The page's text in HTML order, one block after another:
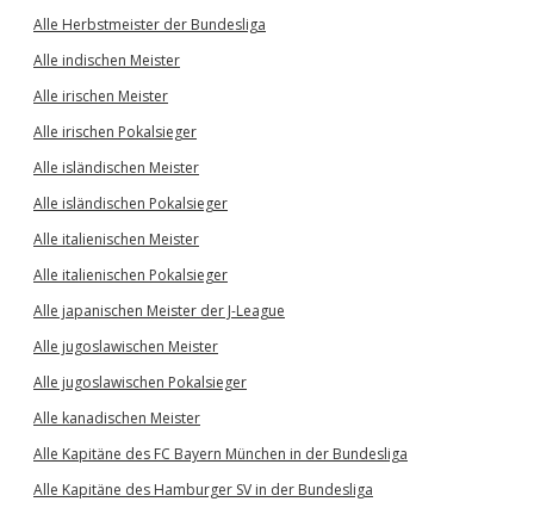
Alle Herbstmeister der Bundesliga
Alle indischen Meister
Alle irischen Meister
Alle irischen Pokalsieger
Alle isländischen Meister
Alle isländischen Pokalsieger
Alle italienischen Meister
Alle italienischen Pokalsieger
Alle japanischen Meister der J-League
Alle jugoslawischen Meister
Alle jugoslawischen Pokalsieger
Alle kanadischen Meister
Alle Kapitäne des FC Bayern München in der Bundesliga
Alle Kapitäne des Hamburger SV in der Bundesliga